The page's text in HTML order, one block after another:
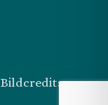
Bildcredits